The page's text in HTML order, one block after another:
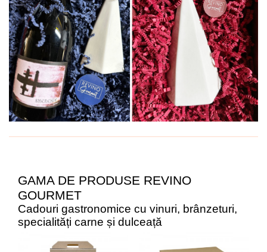
GAMA DE PRODUSE REVINO
GOURMET
Cadouri gastronomice cu vinuri, brânzeturi,
specialități carne și dulceață